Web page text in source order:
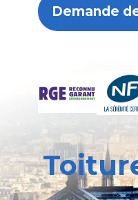
Demande